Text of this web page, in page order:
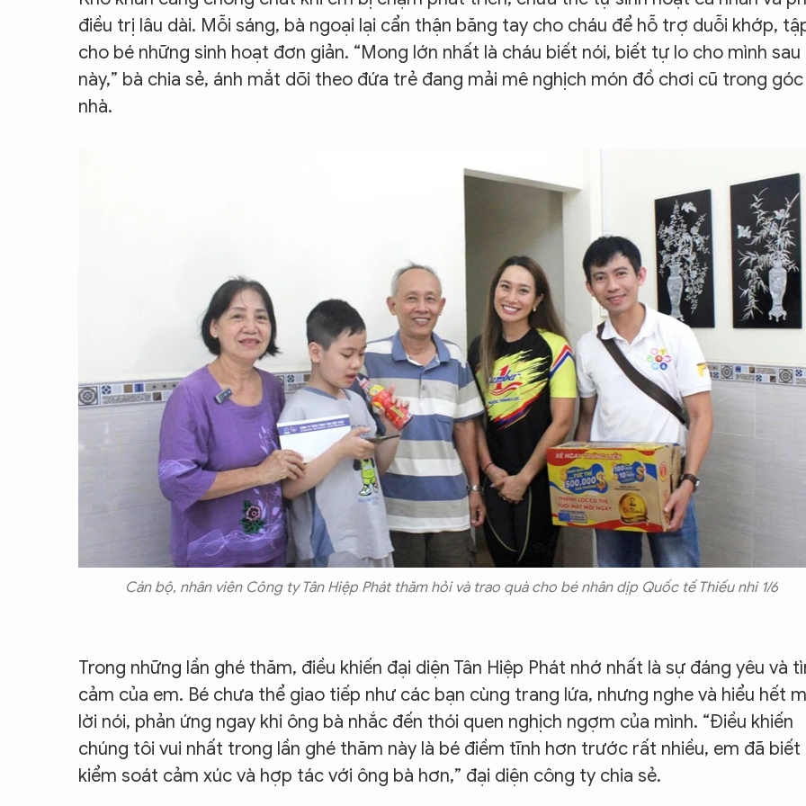
điều trị lâu dài. Mỗi sáng, bà ngoại lại cẩn thận băng tay cho cháu để hỗ trợ duỗi khớp,
cho bé những sinh hoạt đơn giản. “Mong lớn nhất là cháu biết nói, biết tự lo cho mình sau
này,” bà chia sẻ, ánh mắt dõi theo đứa trẻ đang mải mê nghịch món đồ chơi cũ trong góc
nhà.
Cán bộ, nhân viên Công ty Tân Hiệp Phát thăm hỏi và trao quà cho bé nhân dịp Quốc tế Thiếu nhi 1/6
Trong những lần ghé thăm, điều khiến đại diện Tân Hiệp Phát nhớ nhất là sự đáng yêu và
cảm của em. Bé chưa thể giao tiếp như các bạn cùng trang lứa, nhưng nghe và hiểu hết
lời nói, phản ứng ngay khi ông bà nhắc đến thói quen nghịch ngợm của mình. “Điều khiến
chúng tôi vui nhất trong lần ghé thăm này là bé điềm tĩnh hơn trước rất nhiều, em đã biết
kiểm soát cảm xúc và hợp tác với ông bà hơn,” đại diện công ty chia sẻ.